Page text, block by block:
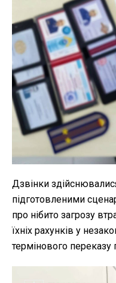
Дзвінки
підготовленими
про нібито загрозу
їхніх рахунків у
термінового переказу